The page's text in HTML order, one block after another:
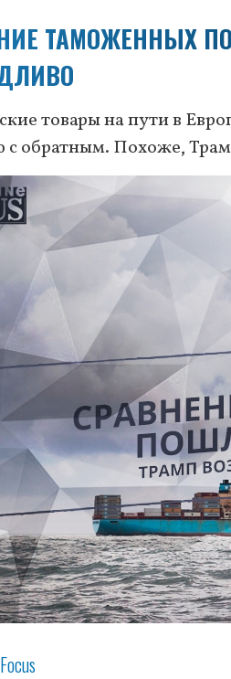
ТАМОЖЕННЫХ
товары на пути в
с обратным. Похоже,
Focus